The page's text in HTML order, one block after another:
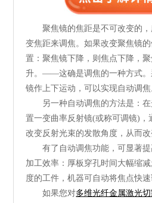
聚焦镜的焦距是不可改变的
变焦距来调焦。如果改变聚焦镜
置：聚焦镜下降，则焦点下降，
升。——这确是调焦的一种方式。
镜作上下运动，可以实现自动调焦
另一种自动调焦的方法是：
置一变曲率反射镜(或称可调镜)，
改变反射光束的发散角度，从而改
有了自动调焦功能，可显著
加工效率：厚板穿孔时间大幅缩
度的工件，机器可自动将焦点快速
如果您对多维光纤金属激光